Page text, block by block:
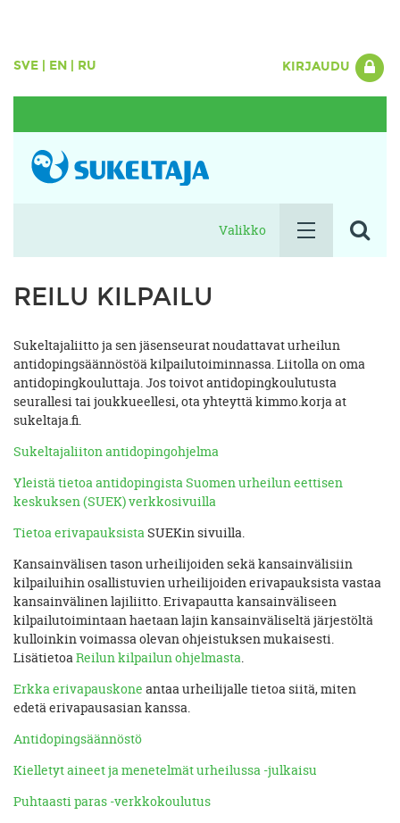
SVE EN RU KIRJAUDU
Valikko
REILU KILPAILU
Sukeltajaliitto ja sen jäsenseurat noudattavat urheilun
antidopingsäännöstöä kilpailutoiminnassa. Liitolla on oma
antidopingkouluttaja. Jos toivot antidopingkoulutusta
seurallesi tai joukkueellesi, ota yhteyttä kimmo.korja at
sukeltaja.fi.
Sukeltajaliiton antidopingohjelma
Yleistä tietoa antidopingista Suomen urheilun eettisen
keskuksen (SUEK) verkkosivuilla
Tietoa erivapauksistaSUEKin sivuilla.
Kansainvälisen tason urheilijoiden sekä kansainvälisiin
kilpailuihin osallistuvien urheilijoiden erivapauksista vastaa
kansainvälinen lajiliitto. Erivapautta kansainväliseen
kilpailutoimintaan haetaan lajin kansainväliseltä järjestöltä
kulloinkin voimassa olevan ohjeistuksen mukaisesti.
LisätietoaReilun kilpailun ohjelmasta.
Erkka erivapauskone antaa urheilijalle tietoa siitä, miten
edetä erivapausasian kanssa.
Antidopingsäännöstö
Kielletyt aineet ja menetelmät urheilussa -julkaisu
Puhtaasti paras -verkkokoulutus